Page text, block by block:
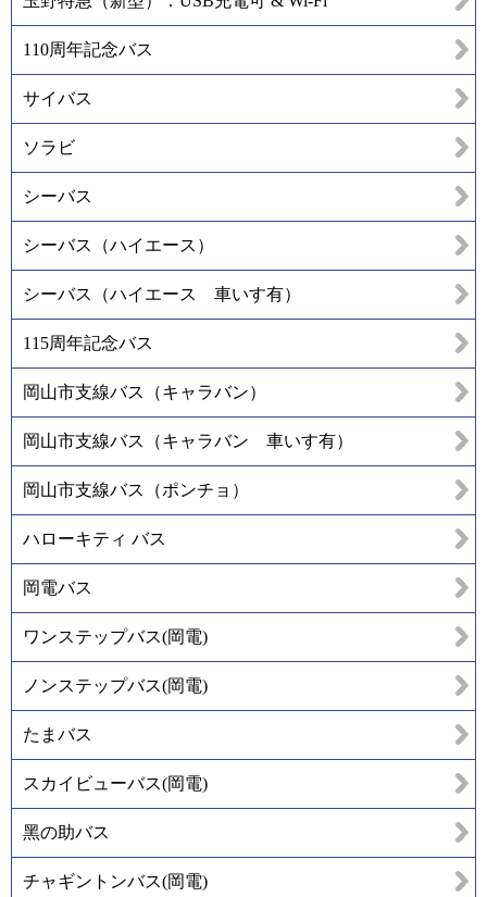
110周年記念バス
サイバス
ソラビ
シーバス
シーバス（ハイエース）
シーバス（ハイエース 車いす有）
115周年記念バス
岡山市支線バス（キャラバン）
岡山市支線バス（キャラバン 車いす有）
岡山市支線バス（ポンチョ）
ハローキティ バス
岡電バス
ワンステップバス(岡電)
ノンステップバス(岡電)
たまバス
スカイビューバス(岡電)
黑の助バス
チャギントンバス(岡電)